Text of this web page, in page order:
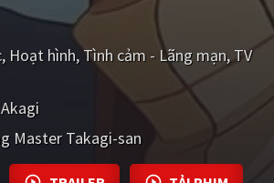
Hoạt hình Tình cảm - Lãng mạn TV
Master Takagi-san